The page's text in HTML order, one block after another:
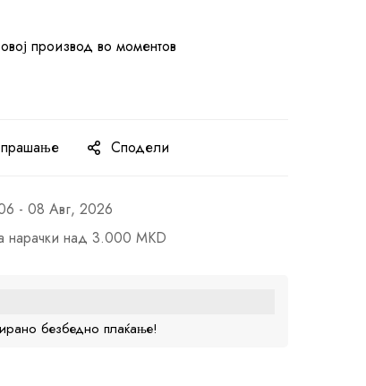
производ во моментов
Сподели
- 08 Авг, 2026
нарачки над 3.000 MKD
безбедно плаќање!